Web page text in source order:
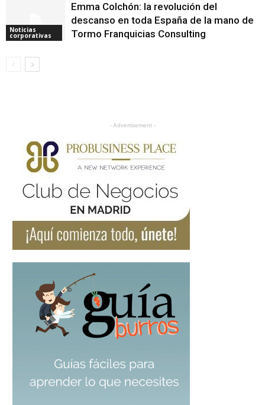
Noticias
corporativas
Emma Colchón: la revolución del
descanso en toda España de la mano de
Tormo Franquicias Consulting
- Advertisement -